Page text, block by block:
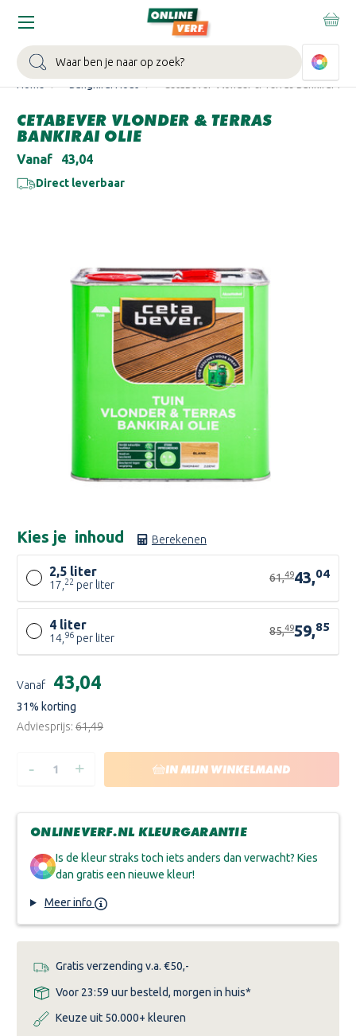
Zoeken
WIN EEN BALLONVAART:Bij besteding vanaf €100,- aan Sikkens
muurverf en/of lak.
Bekijk actie >
Home Bangkirai Hout CetaBever Vlonder & Terras Bankirai Olie
CETABEVER VLONDER & TERRAS
BANKIRAI OLIE
Vanaf €43,04
Direct leverbaar
Kies je inhoud Berekenen
2,5 liter
17, 22per liter
61,4943,04
4 liter
14, 96per liter
85,4959,85
voorraad:
Vanaf €43,04
31% korting
Adviesprijs: €61,49
HOEVEELHEID
VLONDER
TERRAS
OLIE
- HOEVEELHEID
VLONDER
TERRAS
OLIE
+ IN MIJN WINKELMAND
ONLINEVERF.NL KLEURGARANTIE
Is de kleur straks toch iets anders dan verwacht? Kies
dan gratis een nieuwe kleur!
Meer info
Gratis verzending v.a. €50,-
Voor 23:59 uur besteld, morgen in huis*
Keuze uit 50.000+ kleuren